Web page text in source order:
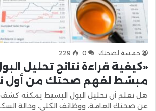
حمسة لصحتك 0
229
«كيفية قراءة نتائج تحليل
مبسّط لفهم صحتك من أول
هل تعلم أن تحليل البول البسيط يمكنه
عن صحتك العامة، ووظائف الكلى، وحالة